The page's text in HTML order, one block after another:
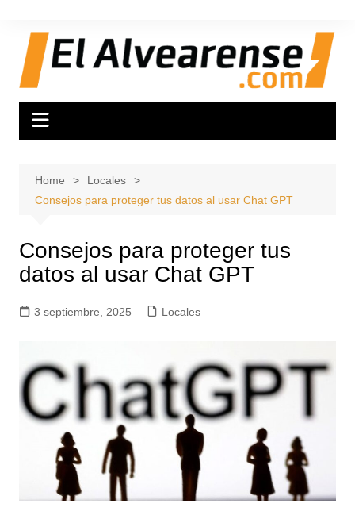
content
Home
Locales
Consejos para proteger tus datos al usar Chat GPT
Consejos para proteger tus
datos al usar Chat GPT
3 septiembre, 2025 Locales